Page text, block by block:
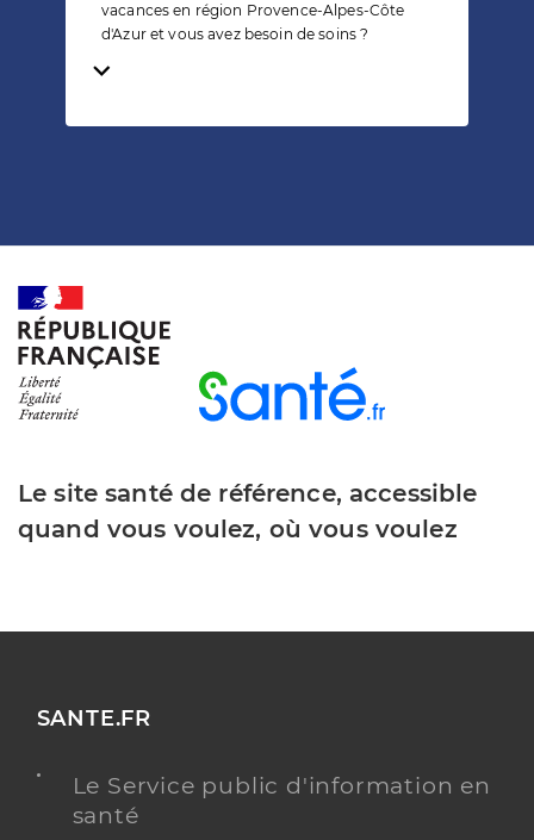
vacances en région Provence-Alpes-Côte
d'Azur et vous avez besoin de soins ?
Temps de lecture
Le site santé de référence, accessible
quand vous voulez, où vous voulez
SANTE.FR
Le Service public d'information en
santé